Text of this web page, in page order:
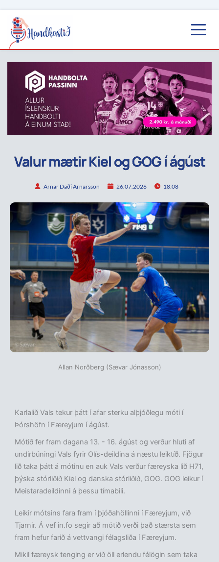
Valur mætir Kiel og GOG í ágúst
Arnar Daði Arnarsson 26.07.2026 18:08
Allan Norðberg (Sævar Jónasson)
Karlalið Vals tekur þátt í afar sterku alþjóðlegu móti í
Þórshöfn í Færeyjum í ágúst.
Mótið fer fram dagana 13. - 16. ágúst og verður hluti af
undirbúningi Vals fyrir Olís-deildina á næstu leiktíð. Fjögur
lið taka þátt á mótinu en auk Vals verður færeyska lið H71,
þýska stórliðið Kiel og danska stórliðið, GOG. GOG leikur í
Meistaradeildinni á þessu tímabili.
Leikir mótsins fara fram í þjóðahöllinni í Færeyjum, við
Tjarnir. Á vef in.fo segir að mótið verði það stærsta sem
fram hefur farið á vettvangi félagsliða í Færeyjum.
Mikil færeysk tenging er við öll erlendu félögin sem taka